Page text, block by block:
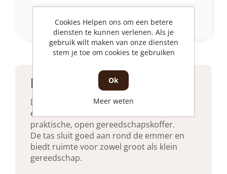
Product beschrijving
Deze Ironside gereedschapstas verandert
een standaard bouwemmer in een
praktische, open gereedschapskoffer.
De tas sluit goed aan rond de emmer en
biedt ruimte voor zowel groot als klein
gereedschap.
Bekijk meer
Cookies Helpen ons om een betere
diensten te kunnen verlenen. Als je
gebruik wilt maken van onze diensten
stem je toe om cookies te gebruiken
Ok
Meer weten